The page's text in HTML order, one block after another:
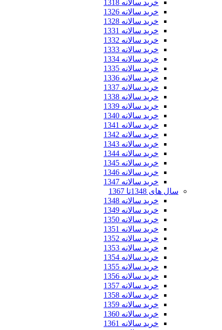
خرید سالانه 1318
خرید سالانه 1326
خرید سالانه 1328
خرید سالانه 1331
خرید سالانه 1332
خرید سالانه 1333
خرید سالانه 1334
خرید سالانه 1335
خرید سالانه 1336
خرید سالانه 1337
خرید سالانه 1338
خرید سالانه 1339
خرید سالانه 1340
خرید سالانه 1341
خرید سالانه 1342
خرید سالانه 1343
خرید سالانه 1344
خرید سالانه 1345
خرید سالانه 1346
خرید سالانه 1347
سال های 1348تا 1367
خرید سالانه 1348
خرید سالانه 1349
خرید سالانه 1350
خرید سالانه 1351
خرید سالانه 1352
خرید سالانه 1353
خرید سالانه 1354
خرید سالانه 1355
خرید سالانه 1356
خرید سالانه 1357
خرید سالانه 1358
خرید سالانه 1359
خرید سالانه 1360
خرید سالانه 1361